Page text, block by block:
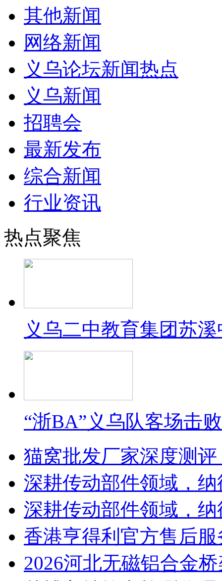
其他新闻
网络新闻
义乌论坛新闻热点
义乌新闻
招聘会
最新发布
综合新闻
行业资讯
热点聚焦
义乌二中教育集团苏
“浙BA”义乌队客场击
猫窝批发厂家深度测
深耕传动部件领域，
深耕传动部件领域，
香港亨得利官方售后
2026河北无磁铝合金